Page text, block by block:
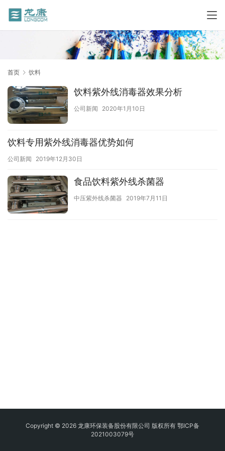
首页 饮料
饮料紫外线消毒器效果分析
公司新闻 2020年1月10日
饮料专用紫外线消毒器优势如何
公司新闻 2019年12月30日
食品饮料紫外线杀菌器
中压紫外线杀菌器 2019年7月11日
Copyright © 2026 龙康环保装备股份有限公司 版权所有 鄂ICP备
2021003079号